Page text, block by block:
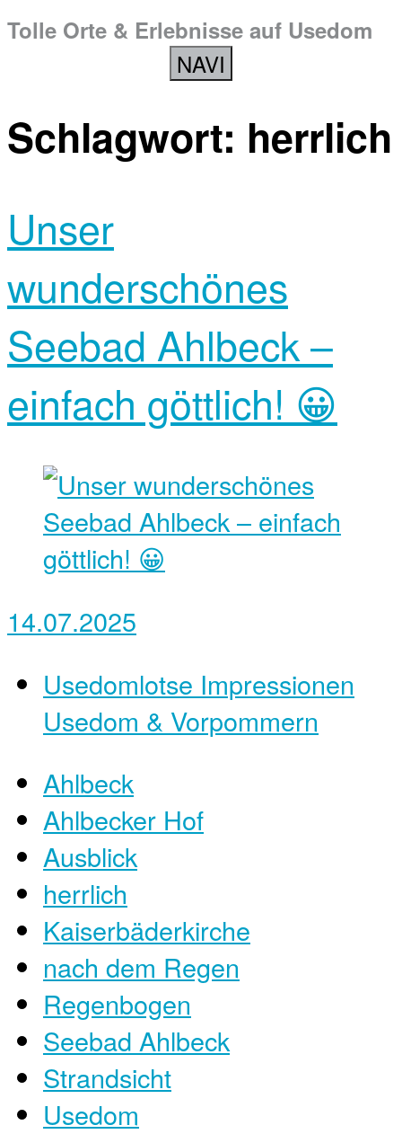
Tolle Orte & Erlebnisse auf Usedom
NAVI
Schlagwort: herrlich
Unser
wunderschönes
Seebad Ahlbeck –
einfach göttlich! 😀
14.07.2025
Usedomlotse Impressionen
Usedom & Vorpommern
Ahlbeck
Ahlbecker Hof
Ausblick
herrlich
Kaiserbäderkirche
nach dem Regen
Regenbogen
Seebad Ahlbeck
Strandsicht
Usedom